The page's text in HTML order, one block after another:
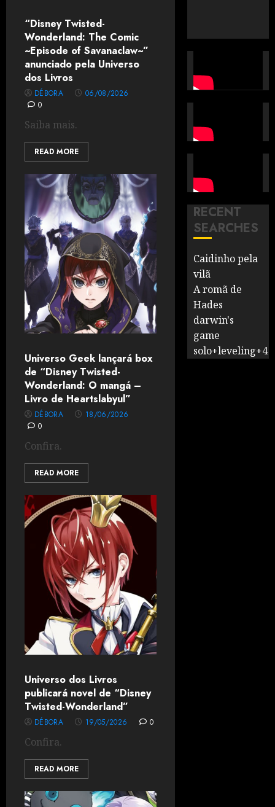
“Disney Twisted-
Wonderland: The Comic
~Episode of Savanaclaw~”
anunciado pela Universo
dos Livros
DÉBORA
06/08/2026
0
Saiba mais.
READ MORE
Universo Geek lançará box
de “Disney Twisted-
Wonderland: O mangá –
Livro de Heartslabyul”
DÉBORA
18/06/2026
0
Confira.
READ MORE
Universo dos Livros
publicará novel de “Disney
Twisted-Wonderland”
DÉBORA 19/05/2026 0
Confira.
READ MORE
RECENT
SEARCHES
Caidinho pela
vilã
A romã de
Hades
darwin's
game
solo+leveling+4